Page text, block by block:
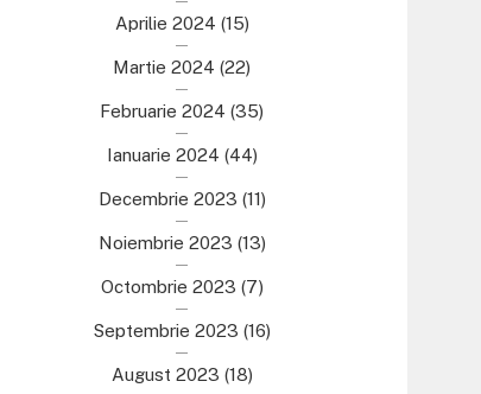
Aprilie 2024 (15)
Martie 2024 (22)
Februarie 2024 (35)
Ianuarie 2024 (44)
Decembrie 2023 (11)
Noiembrie 2023 (13)
Octombrie 2023 (7)
Septembrie 2023 (16)
August 2023 (18)